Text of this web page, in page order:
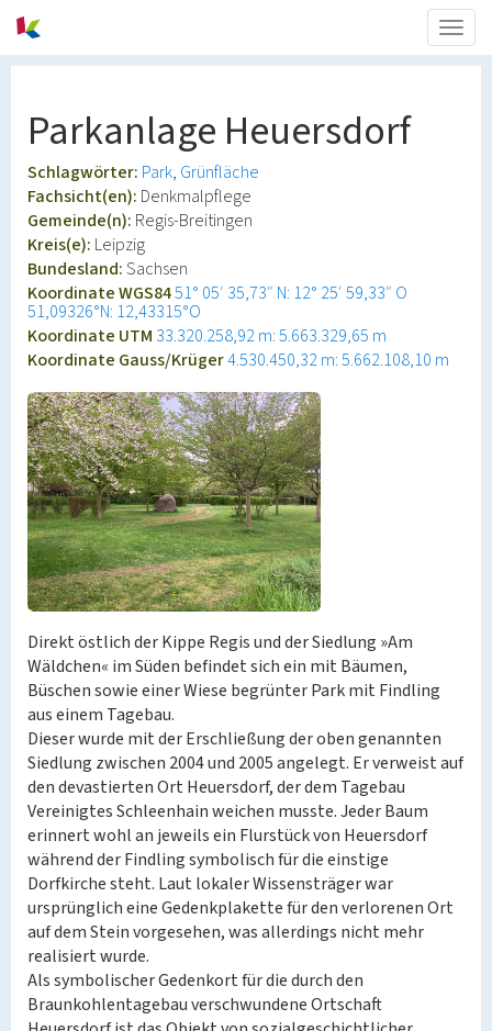
Parkanlage Heuersdorf
Schlagwörter: Park Grünfläche
Fachsicht(en): Denkmalpflege
Gemeinde(n): Regis-Breitingen
Kreis(e): Leipzig
Bundesland:Sachsen
Koordinate WGS8451° 05′ 35,73″ N: 12° 25′ 59,33″ O
51,09326°N: 12,43315°O
Koordinate UTM 33.320.258,92 m: 5.663.329,65 m
Koordinate Gauss/Krüger4.530.450,32 m: 5.662.108,10 m
Direkt östlich der Kippe Regis und der Siedlung »Am
Wäldchen« im Süden befindet sich ein mit Bäumen,
Büschen sowie einer Wiese begrünter Park mit Findling
aus einem Tagebau.
Dieser wurde mit der Erschließung der oben genannten
Siedlung zwischen 2004 und 2005 angelegt. Er verweist auf
den devastierten Ort Heuersdorf, der dem Tagebau
Vereinigtes Schleenhain weichen musste. Jeder Baum
erinnert wohl an jeweils ein Flurstück von Heuersdorf
während der Findling symbolisch für die einstige
Dorfkirche steht. Laut lokaler Wissensträger war
ursprünglich eine Gedenkplakette für den verlorenen Ort
auf dem Stein vorgesehen, was allerdings nicht mehr
realisiert wurde.
Als symbolischer Gedenkort für die durch den
Braunkohlentagebau verschwundene Ortschaft